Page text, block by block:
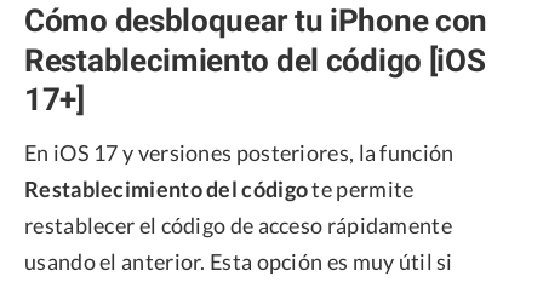
Cómo desbloquear tu iPhone con
Restablecimiento del código [iOS
17+]
En iOS 17 y versiones posteriores, la función
Restablecimiento del códigote permite
restablecer el código de acceso rápidamente
usando el anterior. Esta opción es muy útil si